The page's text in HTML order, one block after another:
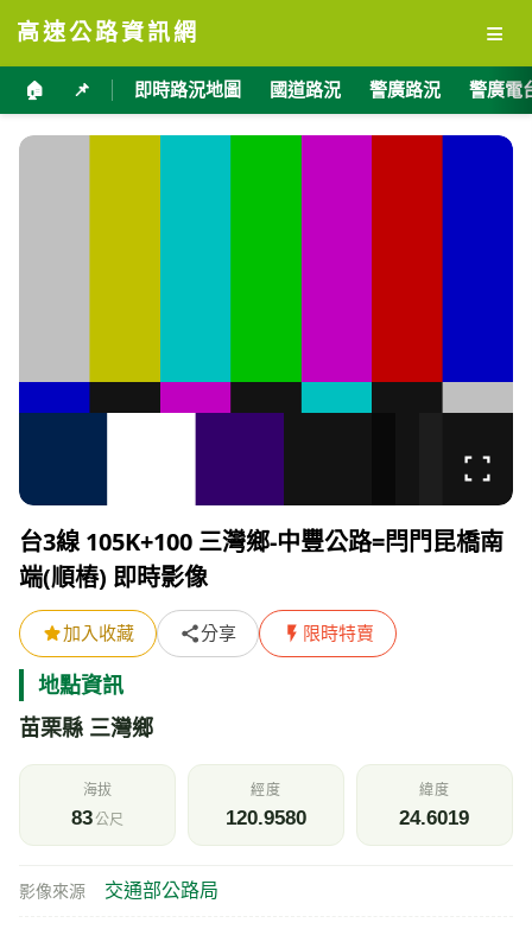
高速公路資訊網 ≡
🏠 📌 即時路況地圖 國道路況 警廣路況 警廣電
台3線 105K+100 三灣鄉-中豐公路=閂門昆橋南
端(順樁) 即時影像
加入收藏 分享 限時特賣
地點資訊
苗栗縣 三灣鄉
海拔
83公尺
經度
120.9580
緯度
24.6019
影像來源 交通部公路局